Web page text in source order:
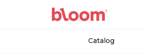
Catalog